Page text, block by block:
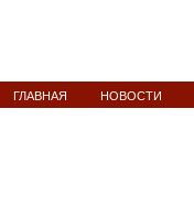
ГЛАВНАЯ НОВОСТИ